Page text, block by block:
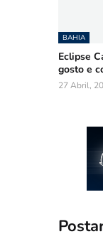
BAHIA
Eclipse
gosto e
27 Abril,